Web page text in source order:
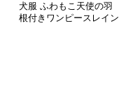
犬服 ふわもこ天使の羽
根付きワンピースレイン